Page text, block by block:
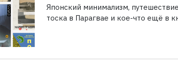
Японский минимализм,
тоска в Парагвае и кое-что ещё в